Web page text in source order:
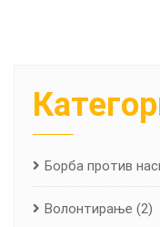
Борба против
Волонтирање (2)